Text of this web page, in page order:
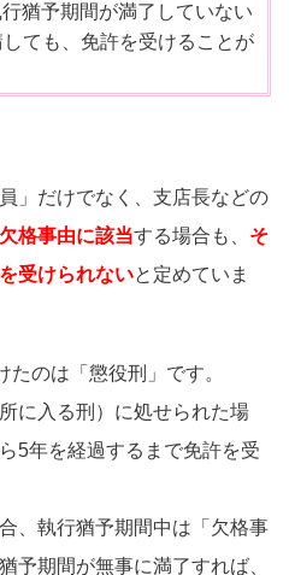
猶予期間が満了していない
ても、免許を受けることが
」だけでなく、支店長などの
欠格事由に該当する場合も、 そ
受けられないと定めていま
のは「懲役刑」です。
に入る刑）に処せられた場
5年を経過するまで免許を受
、執行猶予期間中は「欠格事
予期間が無事に満了すれば、